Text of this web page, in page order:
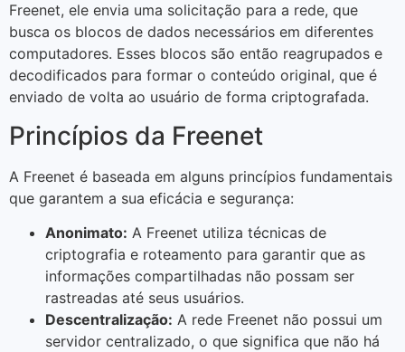
Freenet, ele envia uma solicitação para a rede, que
busca os blocos de dados necessários em diferentes
computadores. Esses blocos são então reagrupados e
decodificados para formar o conteúdo original, que é
enviado de volta ao usuário de forma criptografada.
Princípios da Freenet
A Freenet é baseada em alguns princípios fundamentais
que garantem a sua eficácia e segurança:
Anonimato: A Freenet utiliza técnicas de
criptografia e roteamento para garantir que as
informações compartilhadas não possam ser
rastreadas até seus usuários.
Descentralização: A rede Freenet não possui um
servidor centralizado, o que significa que não há